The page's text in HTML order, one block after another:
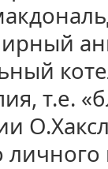
т.е.
личного